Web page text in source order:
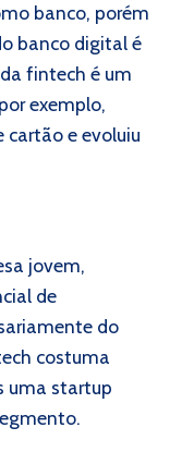
banco, porém
banco digital é
fintech é um
exemplo,
cartão e evoluiu
jovem,
de
do
costuma
uma startup